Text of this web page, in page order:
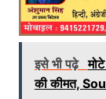
इसे भी पढ़े
की कीमत,